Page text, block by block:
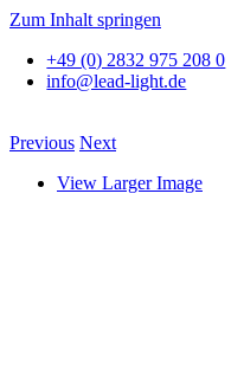
Zum Inhalt springen
+49 (0) 2832 975 208 0
info@lead-light.de
Previous Next
View Larger Image